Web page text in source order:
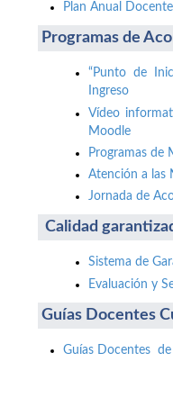
Plan Anual Docente
Programas de
“Punto de
Ingreso
Vídeo
Moodle
Programas de
Atención a las
Jornada de
Calidad
Sistema de
Evaluación y
Guías Docentes
Guías Docentes